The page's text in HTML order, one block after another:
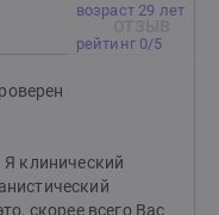
возраст 29 лет
рейтинг 0/5
Я клинический
скорее всего Вас